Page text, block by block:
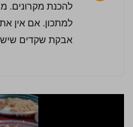
להכנת מקרונים.
למתכון. אם אין
אבקת שקדים